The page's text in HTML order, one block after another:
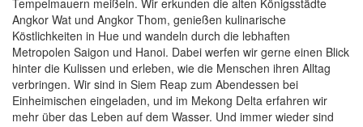
Tempelmauern meißeln. Wir erkunden die alten Königsstädte
Angkor Wat und Angkor Thom, genießen kulinarische
Köstlichkeiten in Hue und wandeln durch die lebhaften
Metropolen Saigon und Hanoi. Dabei werfen wir gerne einen Blick
hinter die Kulissen und erleben, wie die Menschen ihren Alltag
verbringen. Wir sind in Siem Reap zum Abendessen bei
Einheimischen eingeladen, und im Mekong Delta erfahren wir
mehr über das Leben auf dem Wasser. Und immer wieder sind